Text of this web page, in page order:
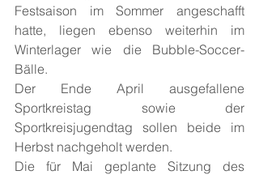
Festsaison im Sommer angeschafft
hatte, liegen ebenso weiterhin im
Winterlager wie die Bubble-Soccer-
Bälle.
Der Ende April ausgefallene
Sportkreistag sowie der
Sportkreisjugendtag sollen beide im
Herbst nachgeholt werden.
Die für Mai geplante Sitzung des